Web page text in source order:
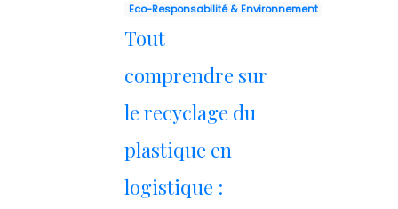
Eco-Responsabilité & Environnement
Tout
comprendre sur
le recyclage du
plastique en
logistique :